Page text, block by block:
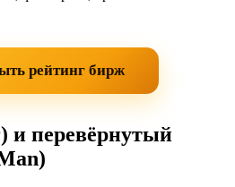
рейтинг бирж
и перевёрнутый